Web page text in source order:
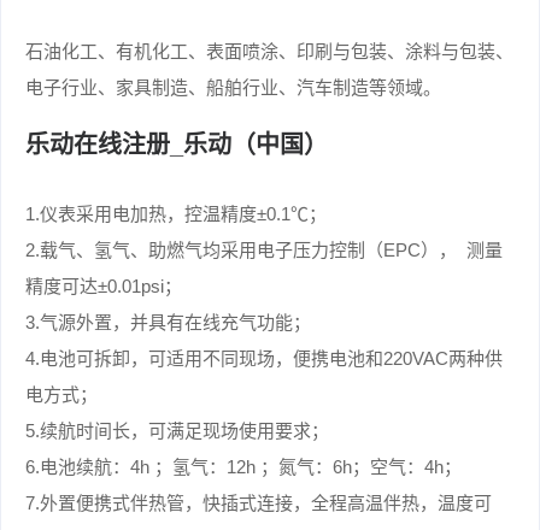
石油化工、有机化工、表面喷涂、印刷与包装、涂料与包装、
电子行业、家具制造、船舶行业、汽车制造等领域。
乐动在线注册_乐动（中国）
1.仪表采用电加热，控温精度±0.1℃；
2.载气、氢气、助燃气均采用电子压力控制（EPC）， 测量
精度可达±0.01psi；
3.气源外置，并具有在线充气功能；
4.电池可拆卸，可适用不同现场，便携电池和220VAC两种供
电方式；
5.续航时间长，可满足现场使用要求；
6.电池续航：4h ；氢气：12h ；氮气：6h；空气：4h；
7.外置便携式伴热管，快插式连接，全程高温伴热，温度可